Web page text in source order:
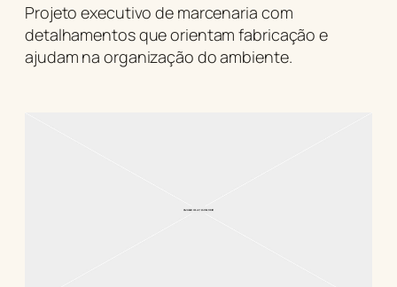
Projeto executivo de marcenaria com
detalhamentos que orientam fabricação e
ajudam na organização do ambiente.